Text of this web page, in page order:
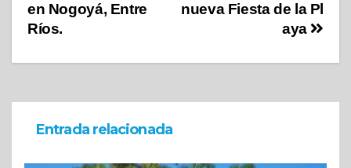
nueva Fiesta de la Pl
aya
en Nogoyá, Entre
Ríos.
Entrada relacionada